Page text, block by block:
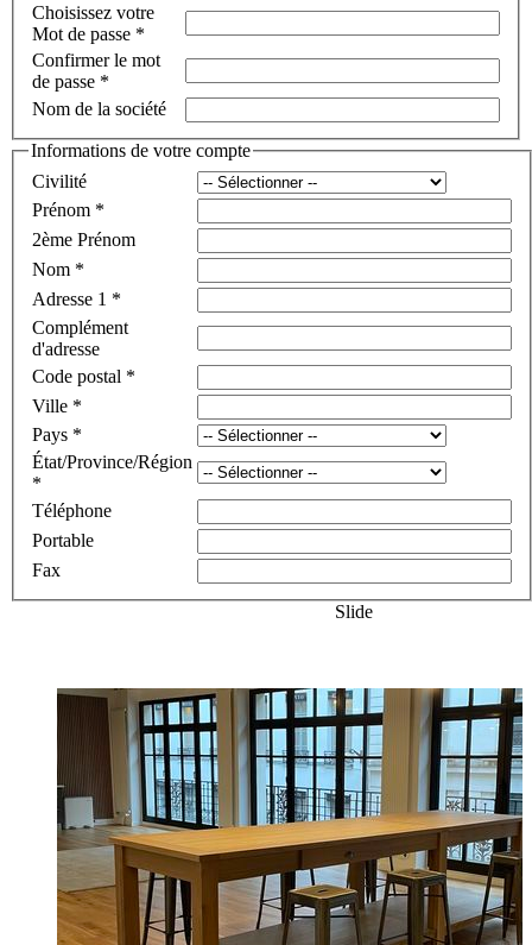
Choisissez votre
Mot de passe *
Confirmer le mot
de passe *
Nom de la société
Informations de votre compte
Civilité
Prénom *
2ème Prénom
Nom *
Adresse 1 *
Complément
d'adresse
Code postal *
Ville *
Pays *
État/Province/Région
*
Téléphone
Portable
Fax
Slide